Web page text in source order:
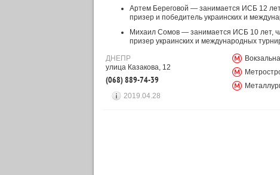
Артем Береговой — занимается ИСБ 12
призер и победитель украинских и
Михаил Сомов — занимается ИСБ 10 лет,
призер украинских и международных
ДНЕПР
улица Казакова, 12
(068) 889-74-39
2019.04.28